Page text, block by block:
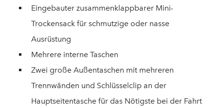
Eingebauter zusammenklappbarer Mini-
Trockensack für schmutzige oder nasse
Ausrüstung
Mehrere interne Taschen
Zwei große Außentaschen mit mehreren
Trennwänden und Schlüsselclip an der
Hauptseitentasche für das Nötigste bei der Fahrt